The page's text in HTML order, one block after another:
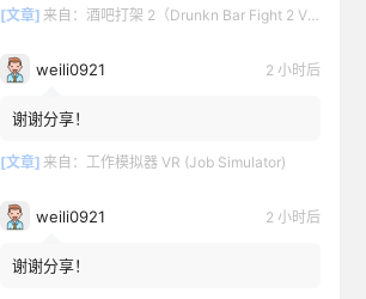
[文章] 来自： 酒吧打架 2（Drunkn Bar Fight 2 VR）
weili0921 2 小时后
谢谢分享！
[文章] 来自： 工作模拟器 VR (Job Simulator)
weili0921 2 小时后
谢谢分享！